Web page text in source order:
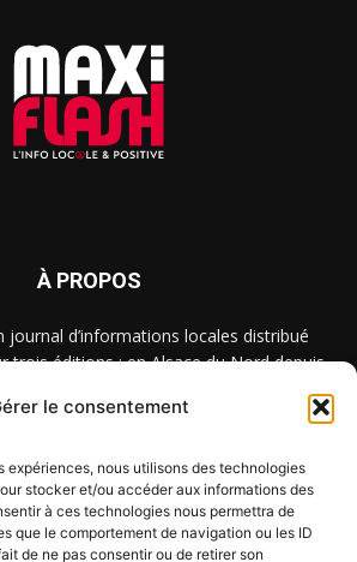
le consentement
expériences, nous utilisons des technologies
stocker et/ou accéder aux informations des
à ces technologies nous permettra de
que le comportement de navigation ou les ID
de ne pas consentir ou de retirer son
À PROPOS
journal d’informations locales distribué
trois éditions : en Alsace du Nord depuis
d’Obernai-Molsheim-Erstein depuis
Vignoble et Plaine depuis 2023.
SUIVEZ-NOUS